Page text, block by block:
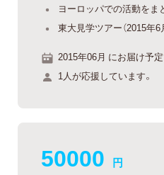
ヨーロッパでの活動をま
東大見学ツアー（2015年6
2015年06月 にお届け予定
1人が応援しています。
50000 円